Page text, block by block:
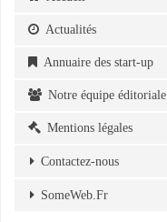
Actualités
Annuaire des start-up
Notre équipe éditoriale
Mentions légales
Contactez-nous
SomeWeb.Fr